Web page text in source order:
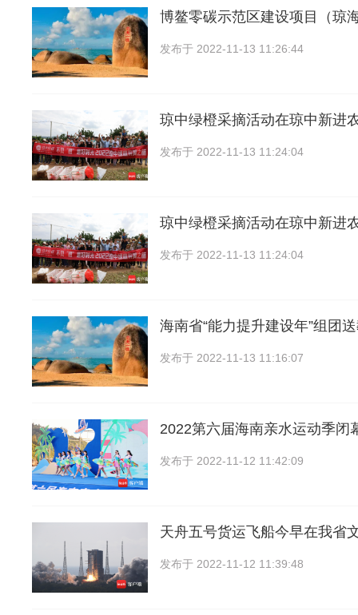
博鳌零碳示范区建设项目（琼
发布于 2022-11-13 11:26:44
琼中绿橙采摘活动在琼中新进
发布于 2022-11-13 11:24:04
琼中绿橙采摘活动在琼中新进
发布于 2022-11-13 11:24:04
海南省“能力提升建设年”组团
发布于 2022-11-13 11:16:07
2022第六届海南亲水运动季闭
发布于 2022-11-12 11:42:09
天舟五号货运飞船今早在我省
发布于 2022-11-12 11:39:48